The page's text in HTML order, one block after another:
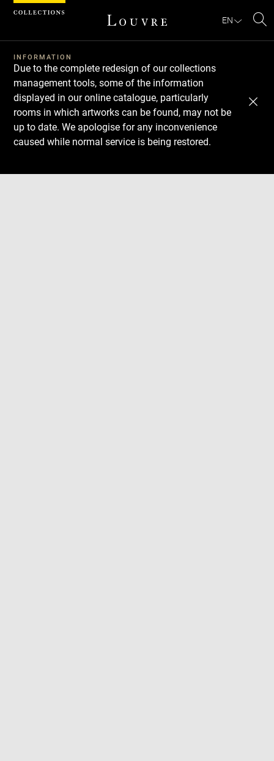
EN
INFORMATION
Due to the complete redesign of our collections
management tools, some of the information
displayed in our online catalogue, particularly
rooms in which artworks can be found, may not be
up to date. We apologise for any inconvenience
caused while normal service is being restored.
Download
Next
Previous
Cookies management panel